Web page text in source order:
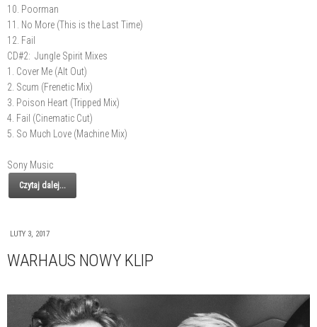
10. Poorman
11. No More (This is the Last Time)
12. Fail
CD#2: Jungle Spirit Mixes
1. Cover Me (Alt Out)
2. Scum (Frenetic Mix)
3. Poison Heart (Tripped Mix)
4. Fail (Cinematic Cut)
5. So Much Love (Machine Mix)
Sony Music
Czytaj dalej...
LUTY 3, 2017
WARHAUS NOWY KLIP